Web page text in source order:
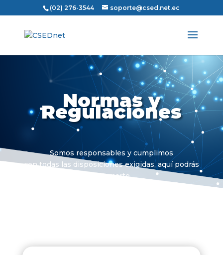
(02) 276-3544 soporte@csed.net.ec
Normas y
Regulaciones
Somos responsables y cumplimos
con todas las disposiciones exigidas, aquí podrás
informarte.